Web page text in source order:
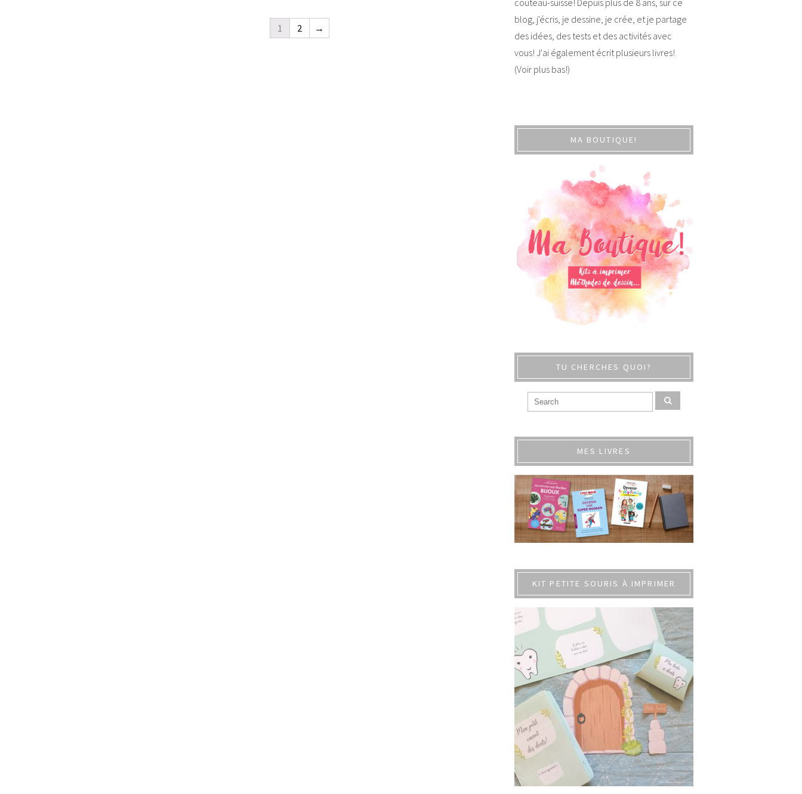
1 2 →
blog, j'écris, je dessine, je crée, et je partage
des idées, des tests et des activités avec
vous! J'ai également écrit plusieurs livres!
(Voir plus bas!)
MA BOUTIQUE!
TU CHERCHES QUOI?
MES LIVRES
KIT PETITE SOURIS À IMPRIMER